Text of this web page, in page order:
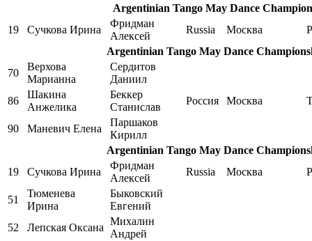
Argentinian Tango May Dance
19
Сучкова Ирина
Фридман
Алексей
Russia Москва
Argentinian Tango May Dance
70
Верхова
Марианна
Сердитов
Даниил
86
Шакина
Анжелика
Беккер
Станислав
Россия Москва
90 Маневич Елена
Паршаков
Кирилл
Argentinian Tango May Dance
19
Сучкова Ирина
Фридман
Алексей
Russia Москва
51
Тюменева
Ирина
Быковский
Евгений
52
Лепская Оксана
Михалин
Андрей